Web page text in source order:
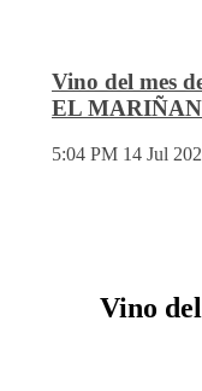
Vino del mes
EL
5:04 PM 14 Jul
Vino